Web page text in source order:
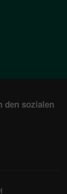
den sozialen